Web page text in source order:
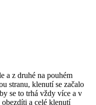
a z druhé na pouhém
stranu, klenutí se začalo
se to trhá vždy více a v
a celé klenutí